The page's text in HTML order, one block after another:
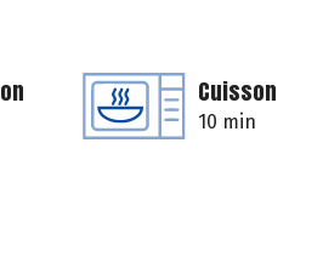
Cuisson
10 min